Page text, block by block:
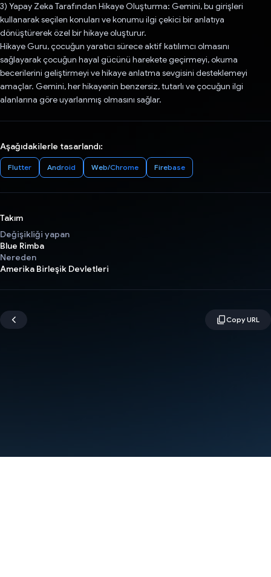
3) Yapay Zeka Tarafından Hikaye Oluşturma: Gemini, bu girişleri
kullanarak seçilen konuları ve konumu ilgi çekici bir anlatıya
dönüştürerek özel bir hikaye oluşturur.
Hikaye Guru, çocuğun yaratıcı sürece aktif katılımcı olmasını
sağlayarak çocuğun hayal gücünü harekete geçirmeyi, okuma
becerilerini geliştirmeyi ve hikaye anlatma sevgisini desteklemeyi
amaçlar. Gemini, her hikayenin benzersiz, tutarlı ve çocuğun ilgi
alanlarına göre uyarlanmış olmasını sağlar.
Aşağıdakilerle tasarlandı:
Flutter Android Web/Chrome Firebase
Takım
Değişikliği yapan
Blue Rimba
Nereden
Amerika Birleşik Devletleri